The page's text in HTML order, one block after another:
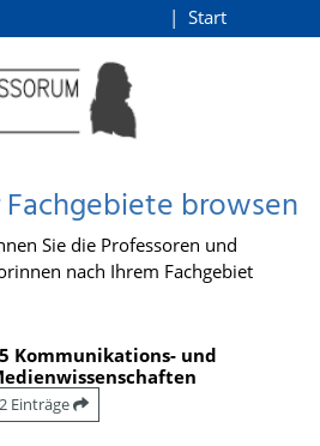
Start
Fachgebiete browsen
Sie die Professoren und
nach Ihrem Fachgebiet
Kommunikations- und
2 Einträge